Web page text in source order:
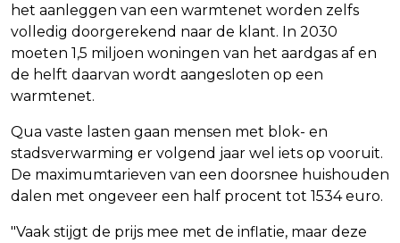
het aanleggen van een warmtenet worden zelfs
volledig doorgerekend naar de klant. In 2030
moeten 1,5 miljoen woningen van het aardgas af en
de helft daarvan wordt aangesloten op een
warmtenet.
Qua vaste lasten gaan mensen met blok- en
stadsverwarming er volgend jaar wel iets op vooruit.
De maximumtarieven van een doorsnee huishouden
dalen met ongeveer een half procent tot 1534 euro.
"Vaak stijgt de prijs mee met de inflatie, maar deze